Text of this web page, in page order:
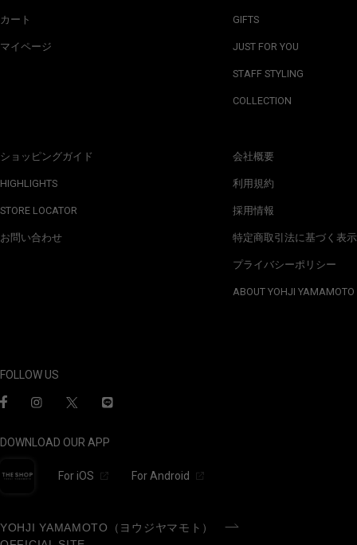
カート
マイページ
ショッピングガイド
HIGHLIGHTS
STORE LOCATOR
お問い合わせ
GIFTS
JUST FOR YOU
STAFF STYLING
COLLECTION
会社概要
利用規約
採用情報
特定商取引法に基づく表示
プライバシーポリシー
ABOUT YOHJI YAMAMOTO
FOLLOW US
DOWNLOAD OUR APP
For iOS For Android
YOHJI YAMAMOTO（ヨウジヤマモト）